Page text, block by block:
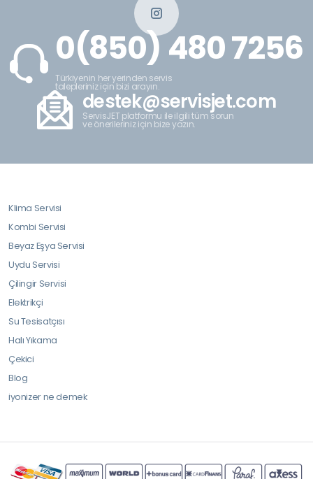
0(850) 480 7256
Türkiyenin her yerinden servis
talepleriniz için bizi arayın.
destek@servisjet.com
ServisJET platformu ile ilgili tüm sorun
ve önerileriniz için bize yazın.
Klima Servisi
Kombi Servisi
Beyaz Eşya Servisi
Uydu Servisi
Çilingir Servisi
Elektrikçi
Su Tesisatçısı
Halı Yıkama
Çekici
Blog
iyonizer ne demek